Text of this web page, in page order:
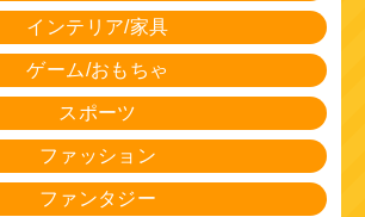
インテリア/家具
ゲーム/おもちゃ
スポーツ
ファッション
ファンタジー